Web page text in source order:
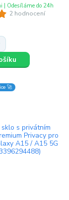
2 hodnocení
| Odesíláme do 24h
🚀